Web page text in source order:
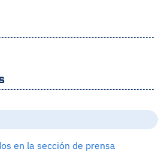
en la sección de prensa